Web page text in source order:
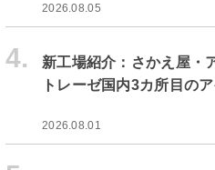
2026.08.05
4.
新工場紹介：さかえ屋
トレーゼ国内3カ所目の
2026.08.01